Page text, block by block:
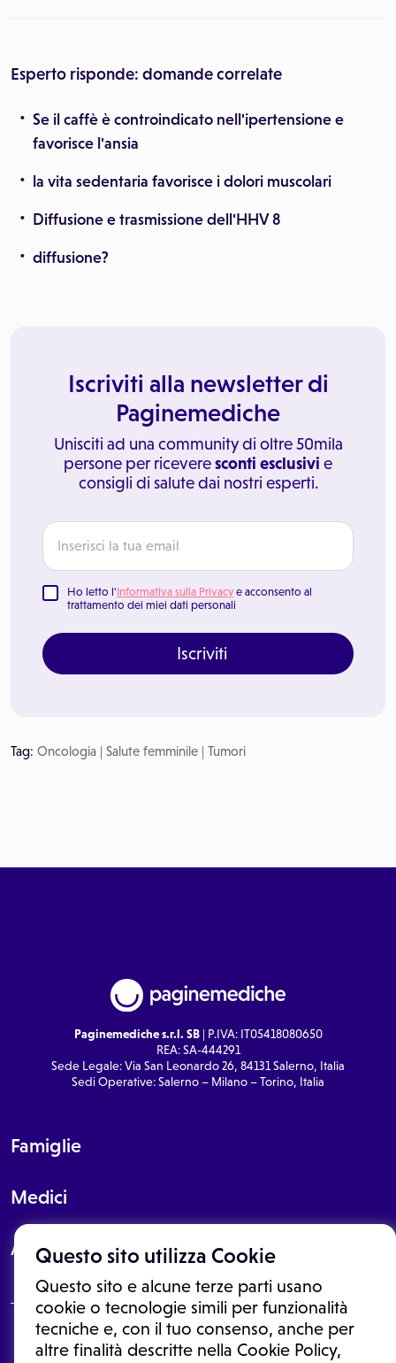
Questo sito utilizza Cookie
Questo sito e alcune terze parti usano
cookie o tecnologie simili per funzionalità
tecniche e, con il tuo consenso, anche per
altre finalità descritte nella Cookie Policy,
Esperto risponde: domande correlate
Se il caffè è controindicato nell'ipertensione e
favorisce l'ansia
la vita sedentaria favorisce i dolori muscolari
Diffusione e trasmissione dell'HHV 8
diffusione?
Iscriviti alla newsletter di
Paginemediche
Unisciti ad una community di oltre 50mila
persone per riceveresconti esclusivi e
consigli di salute dai nostri esperti.
Ho letto l'Informativa sulla Privacy e acconsento al
trattamento dei miei dati personali
Iscriviti
Tag: Oncologia | Salute femminile | Tumori
Paginemediche s.r.l. SB| P.IVA: IT05418080650
REA: SA-444291
Sede Legale: Via San Leonardo 26, 84131 Salerno, Italia
Sedi Operative: Salerno – Milano – Torino, Italia
Famiglie
Medici
About
Le informazioni proposte in questo sito non sono un consulto medico.
In nessun caso, queste informazioni sostituiscono un consulto, una